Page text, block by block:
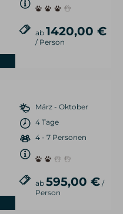
ab 1420,00 €
/ Person
März - Oktober
4 Tage
4 - 7 Personen
ab 595,00 €/
Person